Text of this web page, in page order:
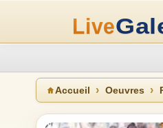
Accueil Oeuvres